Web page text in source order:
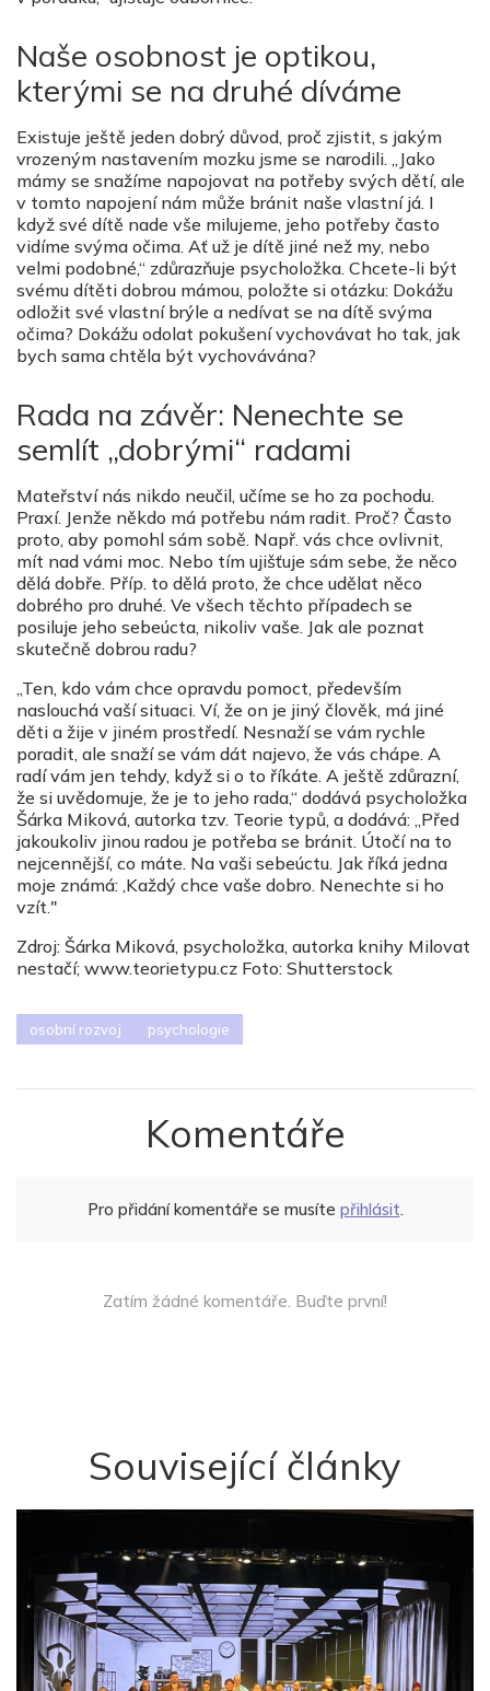
Naše osobnost je optikou,
kterými se na druhé díváme
Existuje ještě jeden dobrý důvod, proč zjistit, s jakým
vrozeným nastavením mozku jsme se narodili. „Jako
mámy se snažíme napojovat na potřeby svých dětí, ale
v tomto napojení nám může bránit naše vlastní já. I
když své dítě nade vše milujeme, jeho potřeby často
vidíme svýma očima. Ať už je dítě jiné než my, nebo
velmi podobné,“ zdůrazňuje psycholožka. Chcete-li být
svému dítěti dobrou mámou, položte si otázku: Dokážu
odložit své vlastní brýle a nedívat se na dítě svýma
očima? Dokážu odolat pokušení vychovávat ho tak, jak
bych sama chtěla být vychovávána?
Rada na závěr: Nenechte se
semlít „dobrými“ radami
Mateřství nás nikdo neučil, učíme se ho za pochodu.
Praxí. Jenže někdo má potřebu nám radit. Proč? Často
proto, aby pomohl sám sobě. Např. vás chce ovlivnit,
mít nad vámi moc. Nebo tím ujišťuje sám sebe, že něco
dělá dobře. Příp. to dělá proto, že chce udělat něco
dobrého pro druhé. Ve všech těchto případech se
posiluje jeho sebeúcta, nikoliv vaše. Jak ale poznat
skutečně dobrou radu?
„Ten, kdo vám chce opravdu pomoct, především
naslouchá vaší situaci. Ví, že on je jiný člověk, má jiné
děti a žije v jiném prostředí. Nesnaží se vám rychle
poradit, ale snaží se vám dát najevo, že vás chápe. A
radí vám jen tehdy, když si o to říkáte. A ještě zdůrazní,
že si uvědomuje, že je to jeho rada,“ dodává psycholožka
Šárka Miková, autorka tzv. Teorie typů, a dodává: „Před
jakoukoliv jinou radou je potřeba se bránit. Útočí na to
nejcennější, co máte. Na vaši sebeúctu. Jak říká jedna
moje známá: ‚Každý chce vaše dobro. Nenechte si ho
vzít."
Zdroj: Šárka Miková, psycholožka, autorka knihy Milovat
nestačí; www.teorietypu.cz Foto: Shutterstock
osobní rozvoj psychologie
Komentáře
Pro přidání komentáře se musíte přihlásit.
Zatím žádné komentáře. Buďte první!
Související články